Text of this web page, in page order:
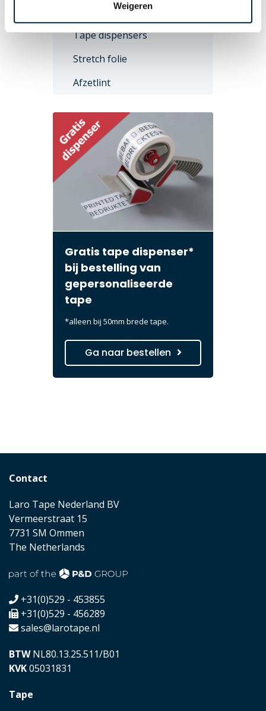
Weigeren
Overige producten
Tape dispensers
Stretch folie
Afzetlint
Gratis tape dispenser*
bij bestelling van
gepersonaliseerde
tape
*alleen bij 50mm brede tape.
Ga naar bestellen
Contact
Laro Tape Nederland BV
Vermeerstraat 15
7731 SM Ommen
The Netherlands
+31(0)529 - 453855
+31(0)529 - 456289
sales@larotape.nl
BTWNL80.13.25.511/B01
KVK05031831
Tape